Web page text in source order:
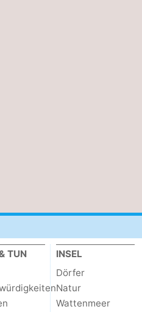
TUN
INSEL
Dörfer
Natur
Wattenmeer